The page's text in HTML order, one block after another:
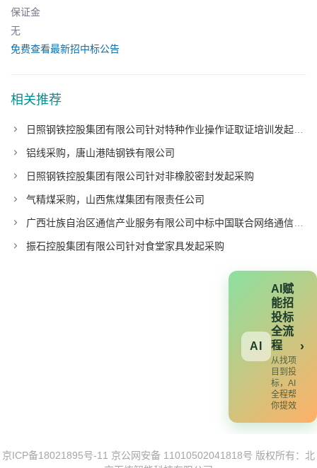
保证金
无
免费查看最新招中标公告
相关推荐
日照钢铁控股集团有限公司针对特种作业操作证取证培训发起采购
铝线采购，唐山港陆钢铁有限公司
日照钢铁控股集团有限公司针对非橡胶密封发起采购
气精煤采购，山西焦煤集团有限责任公司
广西壮族自治区通信产业服务有限公司中标中国联合网络通信有限公司广东省分公司项目
振石控股集团有限公司针对食堂家具发起采购
AI
AI赋
能招
投标
全流
程
从找项
目到投
标，AI
全程帮
你提效
›
京ICP备18021895号-11 京公网安备 11010502041818号 版权所有：北